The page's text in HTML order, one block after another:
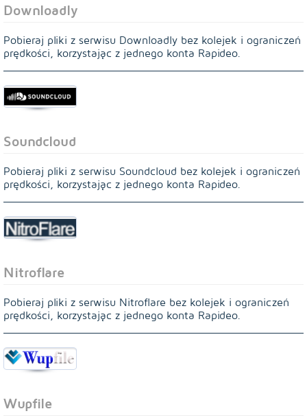
Downloadly
Pobieraj pliki z serwisu Downloadly bez kolejek i ograniczeń
prędkości, korzystając z jednego konta Rapideo.
Soundcloud
Pobieraj pliki z serwisu Soundcloud bez kolejek i ograniczeń
prędkości, korzystając z jednego konta Rapideo.
Nitroflare
Pobieraj pliki z serwisu Nitroflare bez kolejek i ograniczeń
prędkości, korzystając z jednego konta Rapideo.
Wupfile